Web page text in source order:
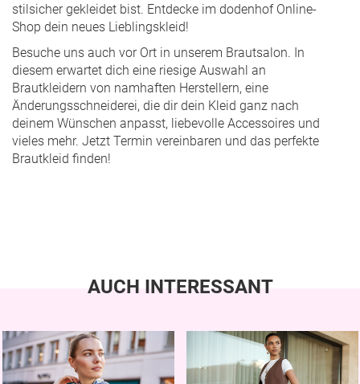
stilsicher gekleidet bist. Entdecke im dodenhof Online-
Shop dein neues Lieblingskleid!
Besuche uns auch vor Ort in unserem Brautsalon. In
diesem erwartet dich eine riesige Auswahl an
Brautkleidern von namhaften Herstellern, eine
Änderungsschneiderei, die dir dein Kleid ganz nach
deinem Wünschen anpasst, liebevolle Accessoires und
vieles mehr. Jetzt Termin vereinbaren und das perfekte
Brautkleid finden!
AUCH INTERESSANT